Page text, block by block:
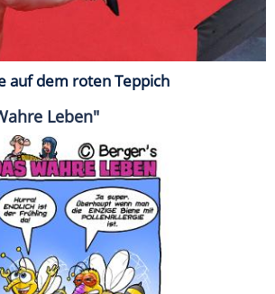
auf dem roten Teppich
Leben"